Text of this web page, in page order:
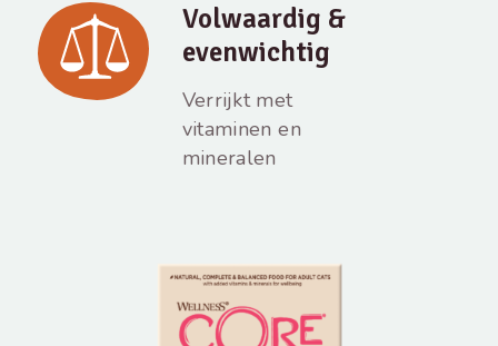
Volwaardig &
evenwichtig
Verrijkt met
vitaminen en
mineralen